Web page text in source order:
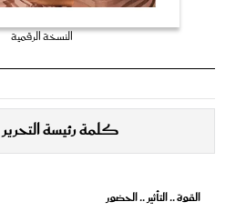
النسخة الرقمية
كلمة رئيسة التحرير
القوة .. التأثير .. الحضور